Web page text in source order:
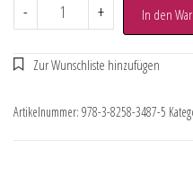
- + In den
Artikelnummer: 978-3-8258-3487-5